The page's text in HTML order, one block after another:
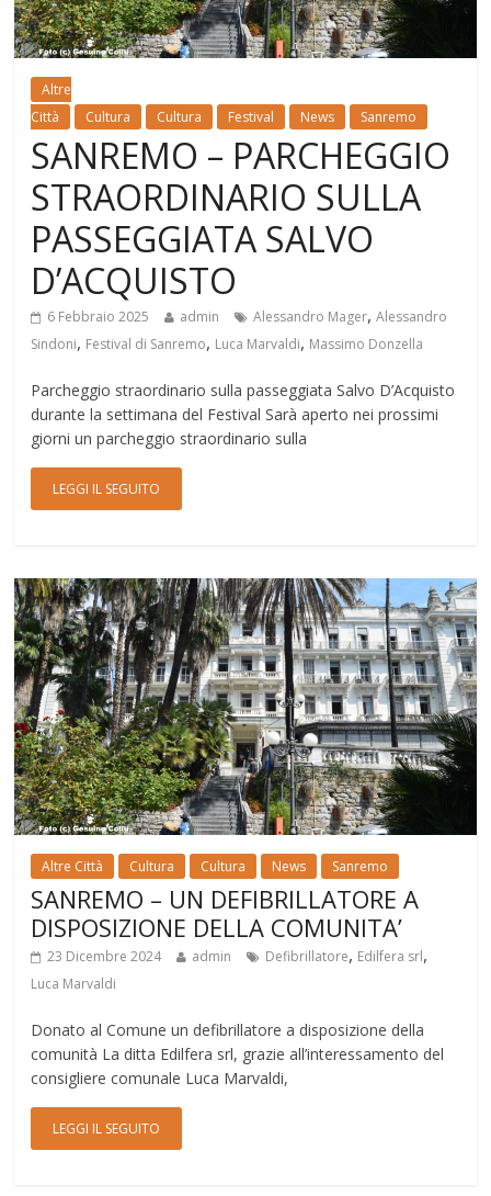
Altre
Città
Cultura Cultura Festival News Sanremo
SANREMO – PARCHEGGIO
STRAORDINARIO SULLA
PASSEGGIATA SALVO
D’ACQUISTO
6 Febbraio 2025 admin Alessandro Mager,Alessandro
Sindoni, Festival di Sanremo, Luca Marvaldi, Massimo Donzella
Parcheggio straordinario sulla passeggiata Salvo D’Acquisto
durante la settimana del Festival Sarà aperto nei prossimi
giorni un parcheggio straordinario sulla
LEGGI IL SEGUITO
Altre Città Cultura Cultura News Sanremo
SANREMO – UN DEFIBRILLATORE A
DISPOSIZIONE DELLA COMUNITA’
23 Dicembre 2024 admin Defibrillatore, Edilfera srl,
Luca Marvaldi
Donato al Comune un defibrillatore a disposizione della
comunità La ditta Edilfera srl, grazie all’interessamento del
consigliere comunale Luca Marvaldi,
LEGGI IL SEGUITO